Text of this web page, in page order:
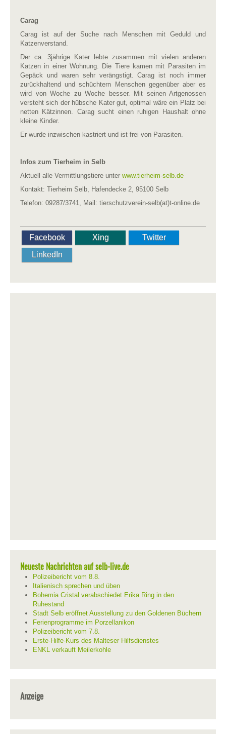
Carag
Carag ist auf der Suche nach Menschen mit Geduld und
Katzenverstand.
Der ca. 3jährige Kater lebte zusammen mit vielen anderen
Katzen in einer Wohnung. Die Tiere kamen mit Parasiten im
Gepäck und waren sehr verängstigt. Carag ist noch immer
zurückhaltend und schüchtern Menschen gegenüber aber es
wird von Woche zu Woche besser. Mit seinen Artgenossen
versteht sich der hübsche Kater gut, optimal wäre ein Platz bei
netten Kätzinnen. Carag sucht einen ruhigen Haushalt ohne
kleine Kinder.
Er wurde inzwischen kastriert und ist frei von Parasiten.
Infos zum Tierheim in Selb
Aktuell alle Vermittlungstiere unter www.tierheim-selb.de
Kontakt: Tierheim Selb, Hafendecke 2, 95100 Selb
Telefon: 09287/3741, Mail: tierschutzverein-selb(at)t-online.de
Facebook Xing
Twitter
LinkedIn
Neueste Nachrichten auf selb-live.de
Polizeibericht vom 8.8.
Italienisch sprechen und üben
Bohemia Cristal verabschiedet Erika Ring in den
Ruhestand
Stadt Selb eröffnet Ausstellung zu den Goldenen Büchern
Ferienprogramme im Porzellanikon
Polizeibericht vom 7.8.
Erste-Hilfe-Kurs des Malteser Hilfsdienstes
ENKL verkauft Meilerkohle
Anzeige